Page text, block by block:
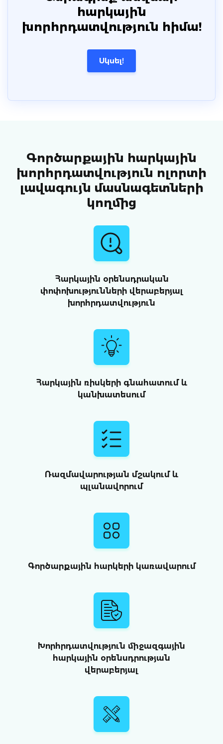
հարկային
խորհրդատվություն հիմա!
Սկսել!
Գործարքային հարկային
խորհրդատվություն ոլորտի
լավագույն մասնագետների
կողմից
Հարկային օրենսդրական
փոփոխությունների վերաբերյալ
խորհրդատվություն
Հարկային ռիսկերի գնահատում և
կանխատեսում
Ռազմավարության մշակում և
պլանավորում
Գործարքային հարկերի կառավարում
Խորհրդատվություն միջազգային
հարկային օրենսդրության
վերաբերյալ